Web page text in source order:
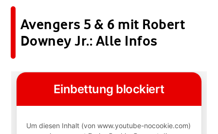
Avengers 5 & 6 mit Robert
Downey Jr.: Alle Infos